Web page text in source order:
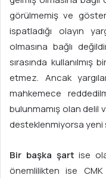
görülmemiş ve
ispatladığı olayın
olmasına bağlı
sırasında
etmez. Ancak
mahkemece
bulunmamış olan delil
desteklenmiyorsa yeni
Bir başka şartise
önemlilikten ise